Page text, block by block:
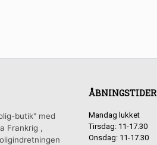
butik" med
Frankrig ,
ÅBNINGSTIDER
Mandag lukket
Tirsdag: 11-17.30
Onsdag: 11-17.30